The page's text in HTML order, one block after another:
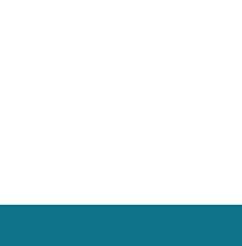
sans lobby